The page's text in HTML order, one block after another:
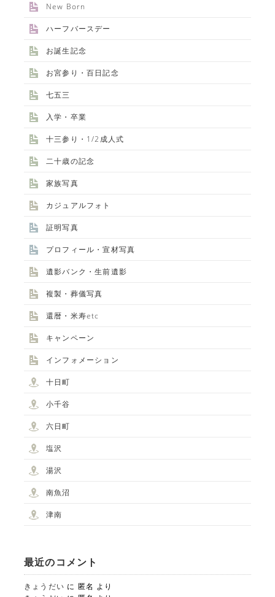
New Born
ハーフバースデー
お誕生記念
お宮参り・百日記念
七五三
入学・卒業
十三参り・1/2成人式
二十歳の記念
家族写真
カジュアルフォト
証明写真
プロフィール・宣材写真
遺影バンク・生前遺影
複製・葬儀写真
還暦・米寿etc
キャンペーン
インフォメーション
十日町
小千谷
六日町
塩沢
湯沢
南魚沼
津南
最近のコメント
きょうだい に 匿名 より